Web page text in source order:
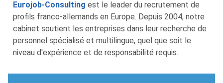
Eurojob-Consulting est le leader du recrutement de
profils franco-allemands en Europe. Depuis 2004, notre
cabinet soutient les entreprises dans leur recherche de
personnel spécialisé et multilingue, quel que soit le
niveau d'expérience et de responsabilité requis.